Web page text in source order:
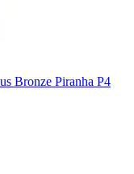
Bronze Piranha P4